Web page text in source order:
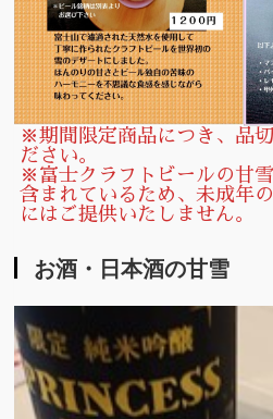
※期間限定商品につき、品
ださい。
※富士クラフトビールの甘
含まれているため、未成年
にはご提供いたしません。
お酒・日本酒の甘雪